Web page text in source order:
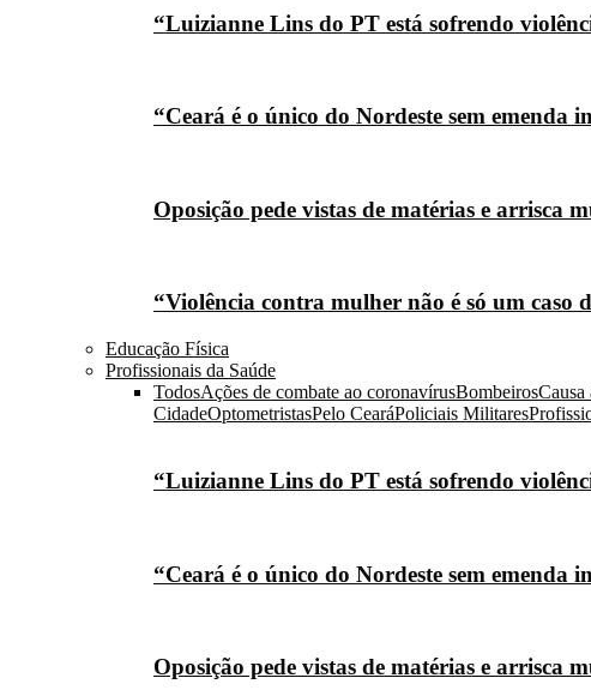
“Luizianne Lins do PT está sofrendo
“Ceará é o único do Nordeste sem emenda
Oposição pede vistas de matérias e arrisca
“Violência contra mulher não é só um
Educação Física
Profissionais da Saúde
TodosAções de combate ao coronavírusBombeirosCausa
CidadeOptometristasPelo CearáPoliciais Militares
“Luizianne Lins do PT está sofrendo
“Ceará é o único do Nordeste sem emenda
Oposição pede vistas de matérias e arrisca